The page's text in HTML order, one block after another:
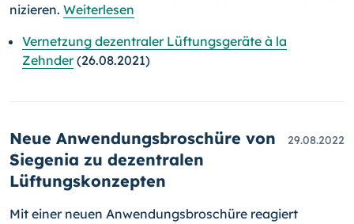
ni­zie­ren. Weiterlesen
Vernetzung dezentraler Lüftungsgeräte à la
Zehnder(26.08.2021)
Neue Anwendungsbroschüre von
Siegenia zu dezentralen
Lüftungskonzepten
29.08.2022
Mit einer neuen Anwendungsbroschüre reagiert